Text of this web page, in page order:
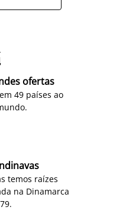
ofertas
49 países ao
temos raízes
na Dinamarca